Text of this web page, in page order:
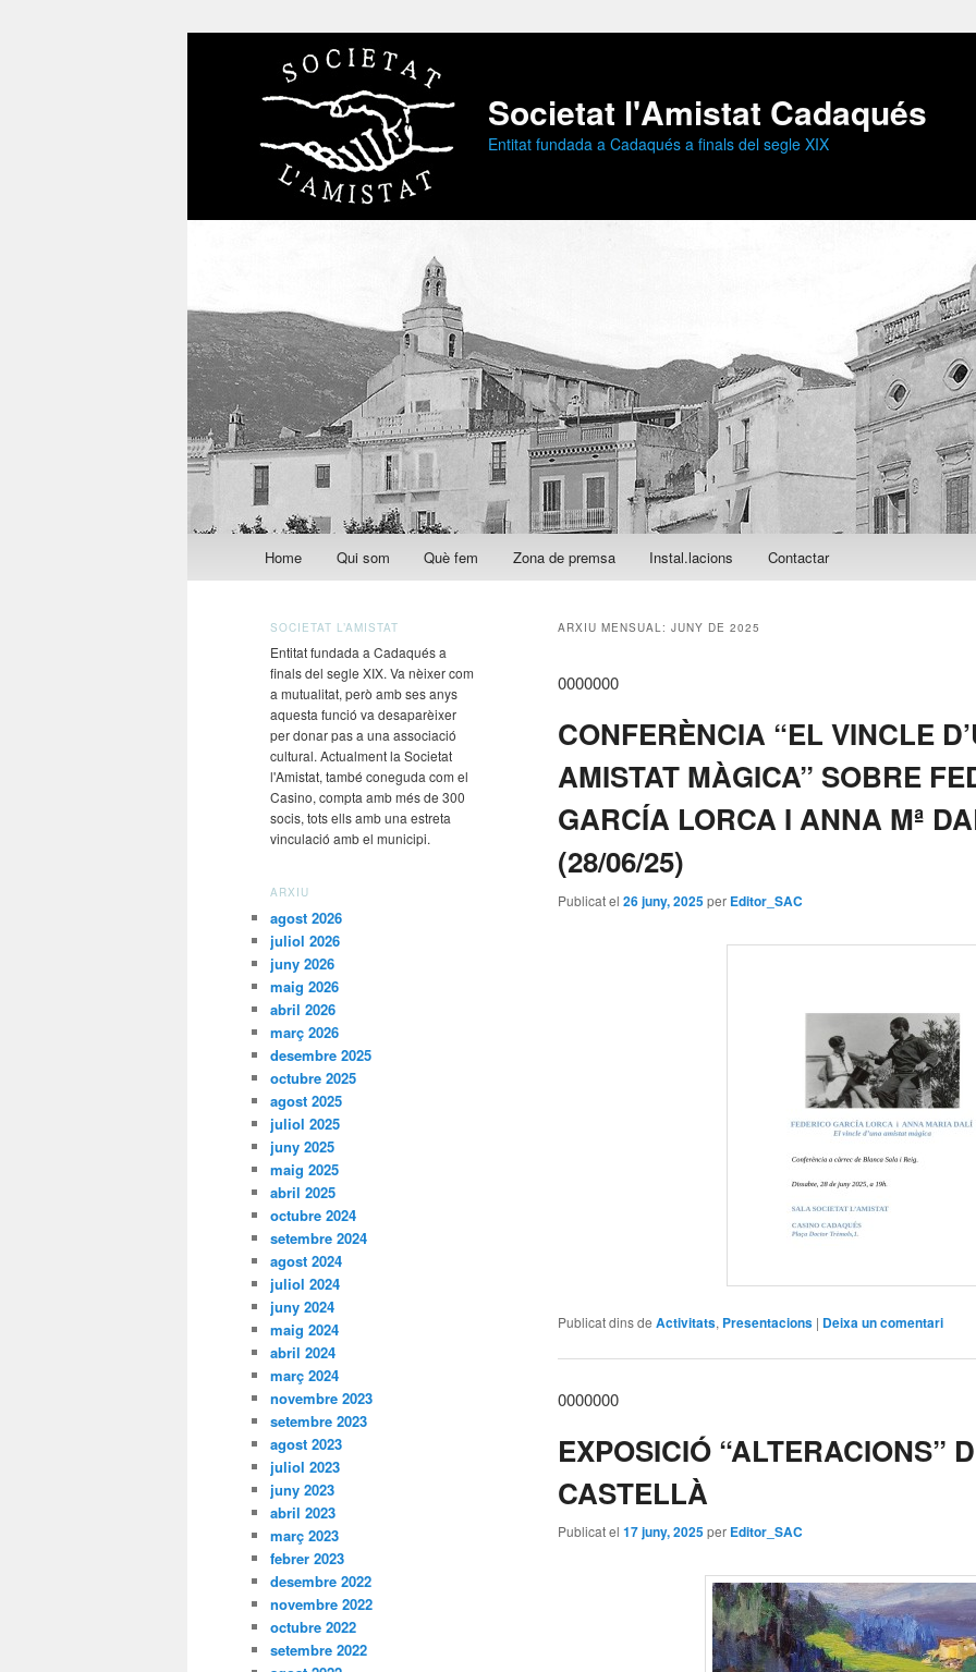
Societat l'Amistat Cadaqués
Entitat fundada a Cadaqués a finals del segle XIX
Aneu al contingut principal
Aneu al contingut secundari
Home Qui som Què fem Zona de premsa Instal.lacions Contactar
ARXIU MENSUAL: JUNY DE 2025
0000000
CONFERÈNCIA “EL VINCLE
AMISTAT MÀGICA” SOBRE
GARCÍA LORCA I ANNA Mª
(28/06/25)
Publicat el 26 juny, 2025per Editor_SAC
Publicat dins de Activitats, Presentacions | Deixa un comentari
0000000
EXPOSICIÓ “ALTERACIONS”
CASTELLÀ
Publicat el 17 juny, 2025per Editor_SAC
SOCIETAT L’AMISTAT
Entitat fundada a Cadaqués a
finals del segle XIX. Va nèixer com
a mutualitat, però amb ses anys
aquesta funció va desaparèixer
per donar pas a una associació
cultural. Actualment la Societat
l'Amistat, també coneguda com el
Casino, compta amb més de 300
socis, tots ells amb una estreta
vinculació amb el municipi.
ARXIU
agost 2026
juliol 2026
juny 2026
maig 2026
abril 2026
març 2026
desembre 2025
octubre 2025
agost 2025
juliol 2025
juny 2025
maig 2025
abril 2025
octubre 2024
setembre 2024
agost 2024
juliol 2024
juny 2024
maig 2024
abril 2024
març 2024
novembre 2023
setembre 2023
agost 2023
juliol 2023
juny 2023
abril 2023
març 2023
febrer 2023
desembre 2022
novembre 2022
octubre 2022
setembre 2022